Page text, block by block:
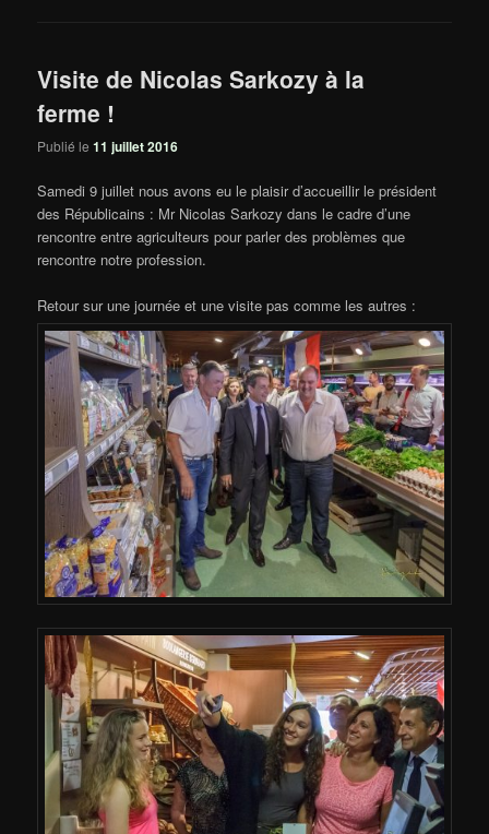
Visite de Nicolas Sarkozy à la
ferme !
Publié le11 juillet 2016
Samedi 9 juillet nous avons eu le plaisir d’accueillir le président
des Républicains : Mr Nicolas Sarkozy dans le cadre d’une
rencontre entre agriculteurs pour parler des problèmes que
rencontre notre profession.
Retour sur une journée et une visite pas comme les autres :